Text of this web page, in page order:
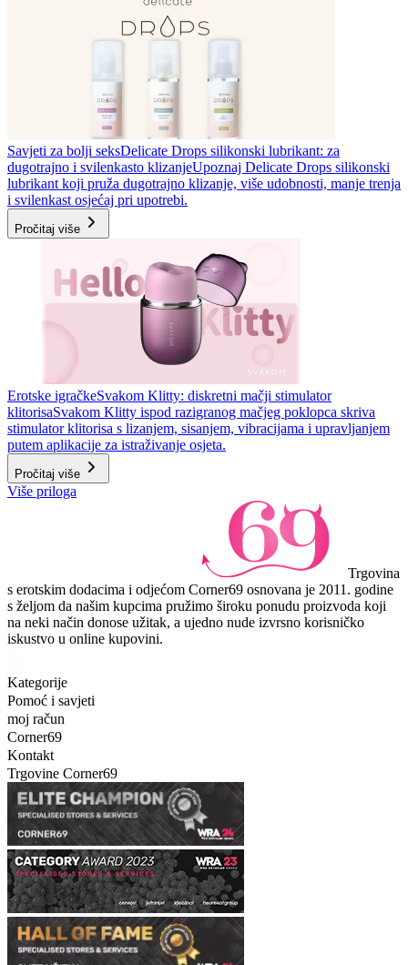
Savjeti za bolji seksDelicate Drops silikonski lubrikant: za
dugotrajno i svilenkasto klizanjeUpoznaj Delicate Drops silikonski
lubrikant koji pruža dugotrajno klizanje, više udobnosti, manje trenja
i svilenkast osjećaj pri upotrebi.
Pročitaj više
Erotske igračkeSvakom Klitty: diskretni mačji stimulator
klitorisaSvakom Klitty ispod razigranog mačjeg poklopca skriva
stimulator klitorisa s lizanjem, sisanjem, vibracijama i upravljanjem
putem aplikacije za istraživanje osjeta.
Pročitaj više
Više priloga
Trgovina
s erotskim dodacima i odjećom Corner69 osnovana je 2011. godine
s željom da našim kupcima pružimo široku ponudu proizvoda koji
na neki način donose užitak, a ujedno nude izvrsno korisničko
iskustvo u online kupovini.
Kategorije
Pomoć i savjeti
moj račun
Corner69
Kontakt
Trgovine Corner69